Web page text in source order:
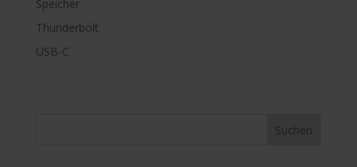
Speicher
Thunderbolt
USB-C